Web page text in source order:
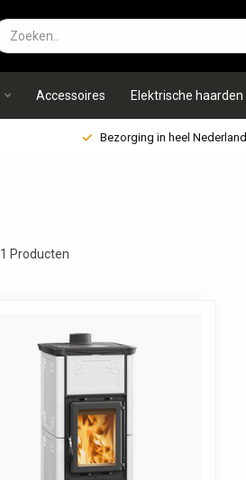
Accessoires Elektrische haarden
Bezorging in heel Nederland
1 Producten